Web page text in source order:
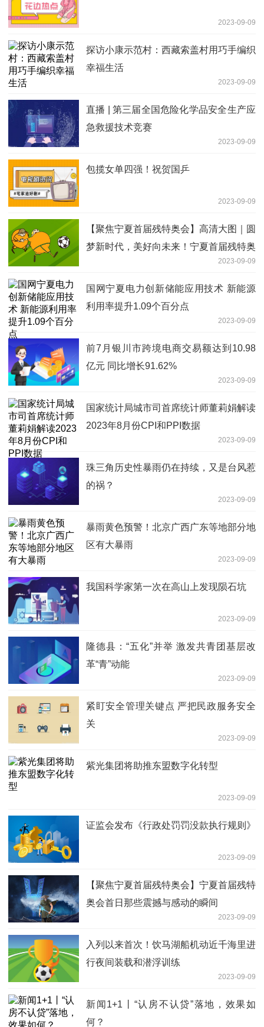
2023-09-09
探访小康示范村：西藏索盖村用巧手编织
幸福生活
2023-09-09
直播 | 第三届全国危险化学品安全生产应
急救援技术竞赛
2023-09-09
包揽女单四强！祝贺国乒
2023-09-09
【聚焦宁夏首届残特奥会】高清大图｜圆
梦新时代，美好向未来！宁夏首届残特奥
2023-09-09
国网宁夏电力创新储能应用技术 新能源
利用率提升1.09个百分点
2023-09-09
前7月银川市跨境电商交易额达到10.98
亿元 同比增长91.62%
2023-09-09
国家统计局城市司首席统计师董莉娟解读
2023年8月份CPI和PPI数据
2023-09-09
珠三角历史性暴雨仍在持续，又是台风惹
的祸？
2023-09-09
暴雨黄色预警！北京广西广东等地部分地
区有大暴雨
2023-09-09
我国科学家第一次在高山上发现陨石坑
2023-09-09
隆德县：“五化”并举 激发共青团基层改
革“青”动能
2023-09-09
紧盯安全管理关键点 严把民政服务安全
关
2023-09-09
紫光集团将助推东盟数字化转型
2023-09-09
证监会发布《行政处罚罚没款执行规则》
2023-09-09
【聚焦宁夏首届残特奥会】宁夏首届残特
奥会首日那些震撼与感动的瞬间
2023-09-09
入列以来首次！饮马湖船机动近千海里进
行夜间装载和潜浮训练
2023-09-09
新闻1+1丨“认房不认贷”落地，效果如
何？